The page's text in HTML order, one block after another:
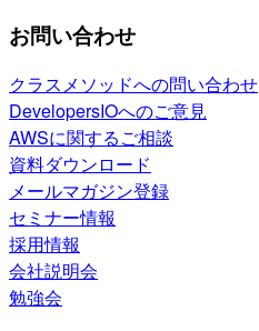
お問い合わせ
クラスメソッドへの問い合わせ
DevelopersIOへのご意見
AWSに関するご相談
資料ダウンロード
メールマガジン登録
セミナー情報
採用情報
会社説明会
勉強会